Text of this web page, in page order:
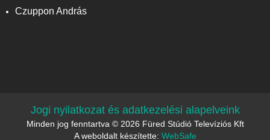
Czuppon András
Jogi nyilatkozat és adatkezelési alapelveink
Minden jog fenntartva © 2026 Füred Stúdió Televíziós Kft
A weboldalt készítette: WebSafe